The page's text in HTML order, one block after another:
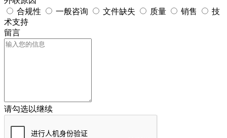
合规性
一般咨询 文件缺失 质量 销售
技
术支持
留言
请勾选以继续